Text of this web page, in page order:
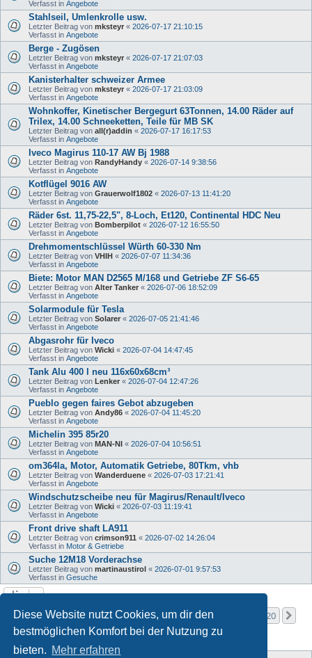
Diese Website nutzt Cookies, um dir den
bestmöglichen Komfort bei der Nutzung zu
bieten. Mehr erfahren
Verfasst in Angebote
Stahlseil, Umlenkrolle usw.
Letzter Beitrag von mksteyr « 2026-07-17 21:10:15
Verfasst in Angebote
Berge - Zugösen
Letzter Beitrag von mksteyr « 2026-07-17 21:07:03
Verfasst in Angebote
Kanisterhalter schweizer Armee
Letzter Beitrag von mksteyr « 2026-07-17 21:03:09
Verfasst in Angebote
Wohnkoffer, Kinetischer Bergegurt 63Tonnen, 14.00 Räder auf
Trilex, 14.00 Schneeketten, Teile für MB SK
Letzter Beitrag von all(r)addin « 2026-07-17 16:17:53
Verfasst in Angebote
Iveco Magirus 110-17 AW Bj 1988
Letzter Beitrag von RandyHandy « 2026-07-14 9:38:56
Verfasst in Angebote
Kotflügel 9016 AW
Letzter Beitrag von Grauerwolf1802 « 2026-07-13 11:41:20
Verfasst in Angebote
Räder 6st. 11,75-22,5", 8-Loch, Et120, Continental HDC Neu
Letzter Beitrag von Bomberpilot « 2026-07-12 16:55:50
Verfasst in Angebote
Drehmomentschlüssel Würth 60-330 Nm
Letzter Beitrag von VHIH « 2026-07-07 11:34:36
Verfasst in Angebote
Biete: Motor MAN D2565 M/168 und Getriebe ZF S6-65
Letzter Beitrag von Alter Tanker « 2026-07-06 18:52:09
Verfasst in Angebote
Solarmodule für Tesla
Letzter Beitrag von Solarer « 2026-07-05 21:41:46
Verfasst in Angebote
Abgasrohr für Iveco
Letzter Beitrag von Wicki « 2026-07-04 14:47:45
Verfasst in Angebote
Tank Alu 400 l neu 116x60x68cm³
Letzter Beitrag von Lenker « 2026-07-04 12:47:26
Verfasst in Angebote
Pueblo gegen faires Gebot abzugeben
Letzter Beitrag von Andy86 « 2026-07-04 11:45:20
Verfasst in Angebote
Michelin 395 85r20
Letzter Beitrag von MAN-NI « 2026-07-04 10:56:51
Verfasst in Angebote
om364la, Motor, Automatik Getriebe, 80Tkm, vhb
Letzter Beitrag von Wanderduene « 2026-07-03 17:21:41
Verfasst in Angebote
Windschutzscheibe neu für Magirus/Renault/Iveco
Letzter Beitrag von Wicki « 2026-07-03 11:19:41
Verfasst in Angebote
Front drive shaft LA911
Letzter Beitrag von crimson911 « 2026-07-02 14:26:04
Verfasst in Motor & Getriebe
Suche 12M18 Vorderachse
Letzter Beitrag von martinaustirol « 2026-07-01 9:57:53
Verfasst in Gesuche
Die Suche ergab mehr als 1000 Treffer Seite1von
1 2 3 20